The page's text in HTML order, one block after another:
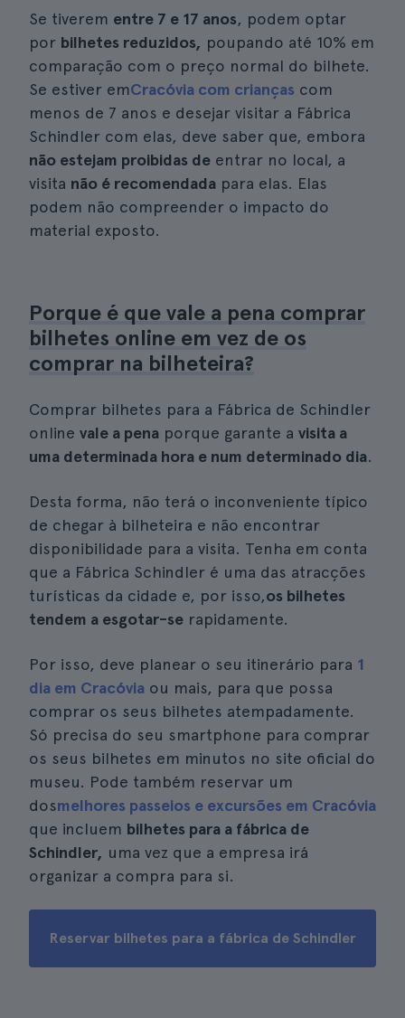
Se tiverem entre 7 e 17 anos, podem optar
por bilhetes reduzidos, poupando até 10% em
comparação com o preço normal do bilhete.
Se estiver emCracóvia com crianças com
menos de 7 anos e desejar visitar a Fábrica
Schindler com elas, deve saber que, embora
não estejam proibidas de entrar no local, a
visita não é recomendada para elas. Elas
podem não compreender o impacto do
material exposto.
Porque é que vale a pena comprar
bilhetes online em vez de os
comprar na bilheteira?
Comprar bilhetes para a Fábrica de Schindler
online vale a pena porque garante a visita a
uma determinada hora e num determinado dia.
Desta forma, não terá o inconveniente típico
de chegar à bilheteira e não encontrar
disponibilidade para a visita. Tenha em conta
que a Fábrica Schindler é uma das atracções
turísticas da cidade e, por isso,os bilhetes
tendem a esgotar-se rapidamente.
Por isso, deve planear o seu itinerário para 1
dia em Cracóvia ou mais, para que possa
comprar os seus bilhetes atempadamente.
Só precisa do seu smartphone para comprar
os seus bilhetes em minutos no site oficial do
museu. Pode também reservar um
dosmelhores passeios e excursões em Cracóvia
que incluem bilhetes para a fábrica de
Schindler, uma vez que a empresa irá
organizar a compra para si.
Reservar bilhetes para a fábrica de Schindler